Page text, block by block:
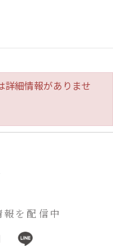
詳細情報がありませ
を配信中